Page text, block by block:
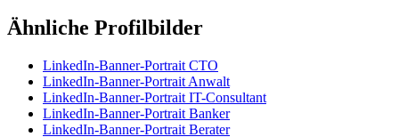
Ähnliche Profilbilder
LinkedIn-Banner-Portrait CTO
LinkedIn-Banner-Portrait Anwalt
LinkedIn-Banner-Portrait IT-Consultant
LinkedIn-Banner-Portrait Banker
LinkedIn-Banner-Portrait Berater